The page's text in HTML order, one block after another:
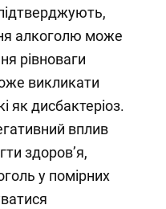
алкоголю може
рівноваги
викликати
як дисбактеріоз.
вплив
здоров’я,
у помірних